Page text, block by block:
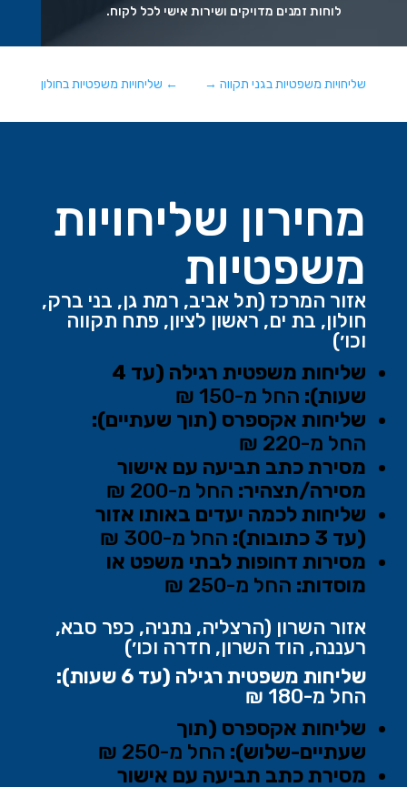
לוחות זמנים מדויקים ושירות אישי לכל לקוח.
← שליחויות משפטיות בחולון שליחויות משפטיות בגני תקווה→
מחירון שליחויות
משפטיות
אזור המרכז (תל אביב, רמת גן, בני ברק,
חולון, בת ים, ראשון לציון, פתח תקווה
וכו׳)
שליחות משפטית רגילה (עד 4
שעות): החל מ-150 ₪
שליחות אקספרס (תוך שעתיים):
החל מ-220 ₪
מסירת כתב תביעה עם אישור
מסירה/תצהיר: החל מ-200 ₪
שליחות לכמה יעדים באותו אזור
(עד 3 כתובות):
החל מ-300 ₪
מסירות דחופות לבתי משפט או
מוסדות: החל מ-250 ₪
אזור השרון (הרצליה, נתניה, כפר סבא,
רעננה, הוד השרון, חדרה וכו׳)
שליחות משפטית רגילה (עד 6 שעות):
החל מ-180 ₪
שליחות אקספרס (תוך
שעתיים-שלוש): החל מ-250 ₪
מסירת כתב תביעה עם אישור